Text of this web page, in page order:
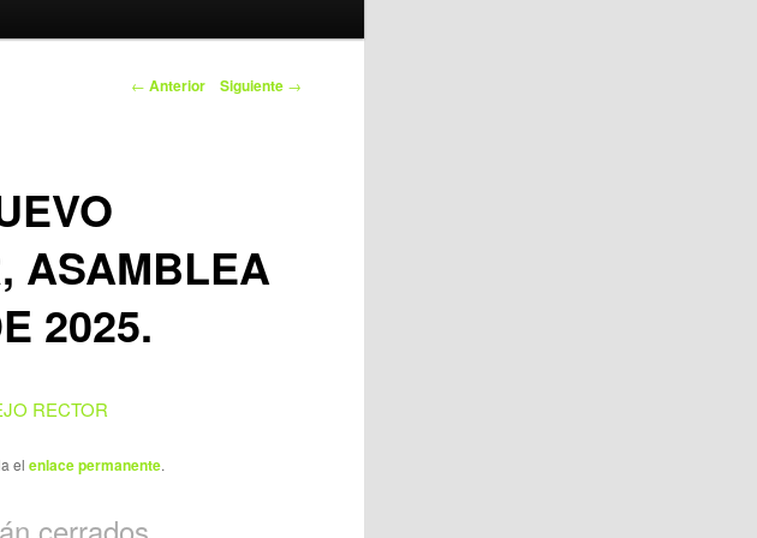
Navegador de
← Anterior Siguiente →
ASAMBLEA
2025.
RECTOR
elenlace permanente.